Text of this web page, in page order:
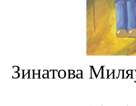
Зинатова